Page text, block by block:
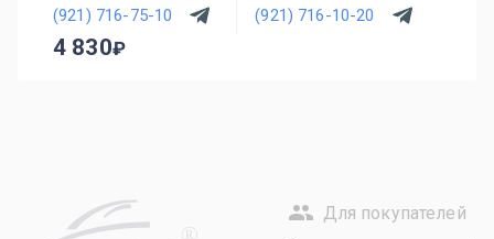
(921) 716-75-10 (921) 716-10-20
4 830
R
Для покупателей